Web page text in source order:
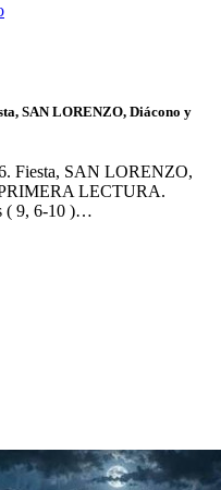
SAN LORENZO, Diácono y
Fiesta, SAN LORENZO,
LECTURA.
( 9, 6-10 )…